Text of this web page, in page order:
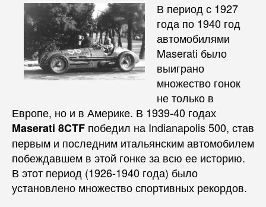
В период с 1927
года по 1940 год
автомобилями
Maserati было
выиграно
множество гонок
не только в
Европе, но и в Америке. В 1939-40 годах
Maserati 8CTF победил на Indianapolis 500, став
первым и последним итальянским автомобилем
побеждавшем в этой гонке за всю ее историю.
В этот период (1926-1940 года) было
установлено множество спортивных рекордов.